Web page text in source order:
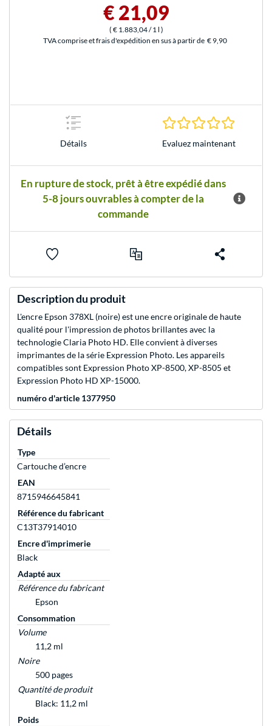
€ 21,09
( € 1.883,04/ 1 l )
TVA comprise et frais d'expédition en sus à partir de € 9,90
Détails Evaluez maintenant
En rupture de stock, prêt à être expédié dans
5-8 jours ouvrables à compter de la
commande
Description du produit
L'encre Epson 378XL (noire) est une encre originale de haute
qualité pour l'impression de photos brillantes avec la
technologie Claria Photo HD. Elle convient à diverses
imprimantes de la série Expression Photo. Les appareils
compatibles sont Expression Photo XP-8500, XP-8505 et
Expression Photo HD XP-15000.
numéro d'article 1377950
Détails
Type
Cartouche d’encre
EAN
8715946645841
Référence du fabricant
C13T37914010
Encre d'imprimerie
Black
Adapté aux
Référence du fabricant
Epson
Consommation
Volume
11,2 ml
Noire
500 pages
Quantité de produit
Black: 11,2 ml
Poids